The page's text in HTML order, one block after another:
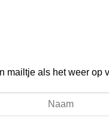
mailtje als het weer op